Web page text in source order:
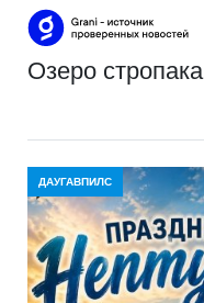
озеро стропака
ДАУГАВПИЛС